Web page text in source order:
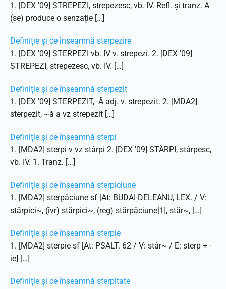
1. [DEX '09] STREPEZI, strepezesc, vb. IV. Refl. și tranz. A
(se) produce o senzație […]
Definiție și ce înseamnă sterpezire
1. [DEX '09] STERPEZI vb. IV v. strepezi. 2. [DEX '09]
STREPEZI, strepezesc, vb. IV. […]
Definiție și ce înseamnă sterpezit
1. [DEX '09] STERPEZIT, -Ă adj. v. strepezit. 2. [MDA2]
sterpezit, ~ă a vz strepezit […]
Definiție și ce înseamnă sterpi
1. [MDA2] sterpi v vz stârpi 2. [DEX '09] STÂRPI, stârpesc,
vb. IV. 1. Tranz. […]
Definiție și ce înseamnă sterpiciune
1. [MDA2] sterpăciune sf [At: BUDAI-DELEANU, LEX. / V:
stârpici~, (îvr) stărpici~, (reg) stărpăciune[1], stăr~, […]
Definiție și ce înseamnă sterpie
1. [MDA2] sterpie sf [At: PSALT. 62 / V: stâr~ / E: sterp + -
ie] […]
Definiție și ce înseamnă sterpitate